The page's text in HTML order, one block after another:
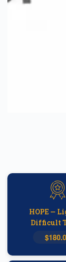
HOPE —
Difficult